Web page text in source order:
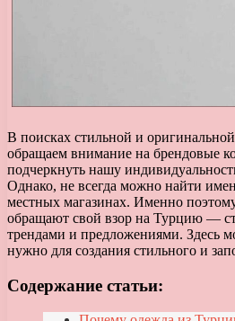
В поисках стильной и
обращаем внимание на брендовые
подчеркнуть нашу
Однако, не всегда можно найти
местных магазинах. Именно
обращают свой взор на Турцию —
трендами и предложениями. Здесь
нужно для создания стильного и
Содержание статьи: